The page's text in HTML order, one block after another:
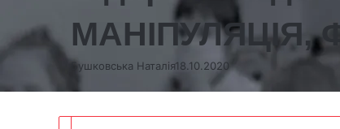
МАНІПУЛЯЦІЯ,
Бушковська Наталія18.10.2020